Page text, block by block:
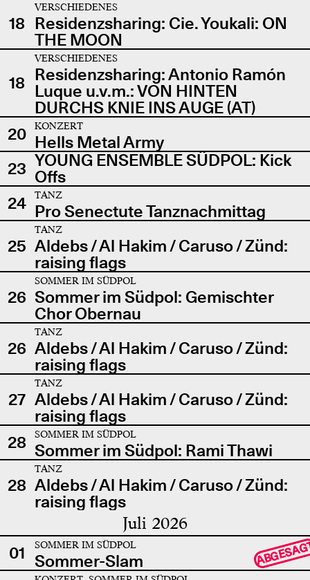
18
VERSCHIEDENES
Residenzsharing: Cie. Youkali: ON
THE MOON
18
VERSCHIEDENES
Residenzsharing: Antonio Ramón
Luque u.v.m.: VON HINTEN
DURCHS KNIE INS AUGE (AT)
20
KONZERT
Hells Metal Army
23 YOUNG ENSEMBLE SÜDPOL: Kick
Offs
24
TANZ
Pro Senectute Tanznachmittag
25
TANZ
Aldebs / Al Hakim / Caruso / Zünd:
raising flags
26
SOMMER IM SÜDPOL
Sommer im Südpol: Gemischter
Chor Obernau
26
TANZ
Aldebs / Al Hakim / Caruso / Zünd:
raising flags
27
TANZ
Aldebs / Al Hakim / Caruso / Zünd:
raising flags
28
SOMMER IM SÜDPOL
Sommer im Südpol: Rami Thawi
28
TANZ
Aldebs / Al Hakim / Caruso / Zünd:
raising flags
Juli 2026
01 SOMMER IM SÜDPOL
Sommer-Slam